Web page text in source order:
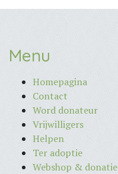
Menu
Homepagina
Contact
Word donateur
Vrijwilligers
Helpen
Ter adoptie
Webshop & donatie